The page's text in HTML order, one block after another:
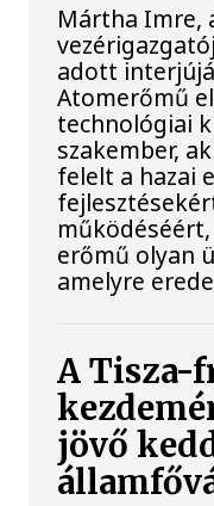
Mártha Imre,
adott
Atomerőmű
technológiai
szakember,
felelt a hazai
erőmű olyan
amelyre
A Tisza-
jövő